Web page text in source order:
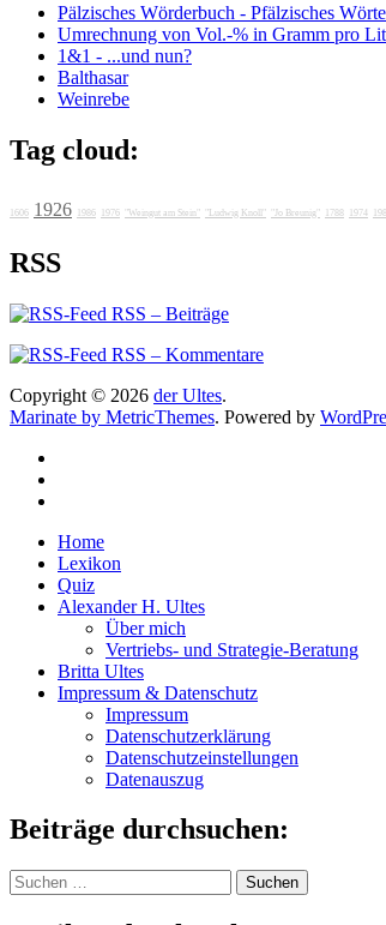
Pälzisches Wörderbuch - Pfälzisches
Umrechnung von Vol.-% in Gramm pro
1&1 - ...und nun?
Balthasar
Weinrebe
Tag cloud:
1606 1926 1986 1976 "Weingut am Stein" "Ludwig Knoll" "Jo Breunig" 1788 1974
RSS
RSS – Beiträge
RSS – Kommentare
Copyright © 2026 der Ultes.
Marinate by MetricThemes. Powered by
Home
Lexikon
Quiz
Alexander H. Ultes
Über mich
Vertriebs- und Strategie-Beratung
Britta Ultes
Impressum & Datenschutz
Impressum
Datenschutzerklärung
Datenschutzeinstellungen
Datenauszug
Beiträge durchsuchen:
Suchen
nach: